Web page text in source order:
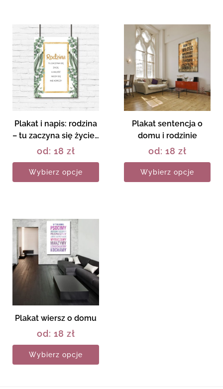
Plakat i napis: rodzina
– tu zaczyna się życie…
od: 18 zł
Wybierz opcje
Plakat sentencja o
domu i rodzinie
od: 18 zł
Wybierz opcje
Plakat wiersz o domu
od: 18 zł
Wybierz opcje